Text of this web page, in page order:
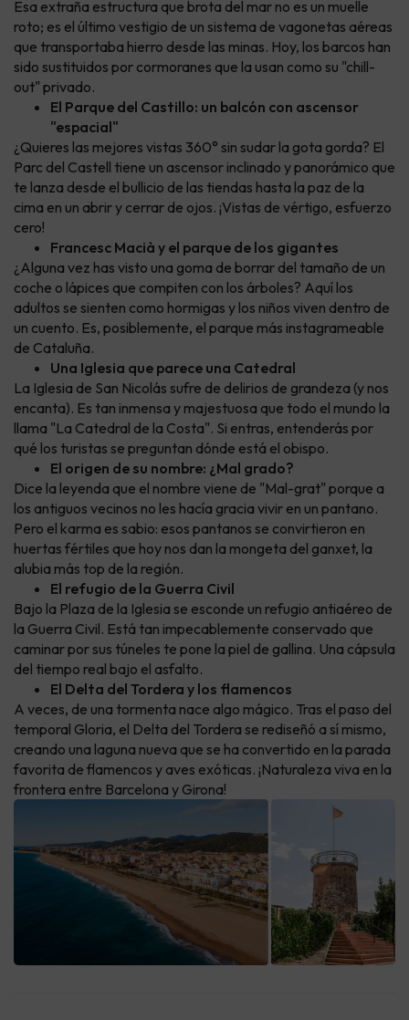
Esa extraña estructura que brota del mar no es un muelle
roto; es el último vestigio de un sistema de vagonetas aéreas
que transportaba hierro desde las minas. Hoy, los barcos han
sido sustituidos por cormoranes que la usan como su "chill-
out" privado.
El Parque del Castillo: un balcón con ascensor
"espacial"
¿Quieres las mejores vistas 360° sin sudar la gota gorda? El
Parc del Castell tiene un ascensor inclinado y panorámico que
te lanza desde el bullicio de las tiendas hasta la paz de la
cima en un abrir y cerrar de ojos. ¡Vistas de vértigo, esfuerzo
cero!
Francesc Macià y el parque de los gigantes
¿Alguna vez has visto una goma de borrar del tamaño de un
coche o lápices que compiten con los árboles? Aquí los
adultos se sienten como hormigas y los niños viven dentro de
un cuento. Es, posiblemente, el parque más instagrameable
de Cataluña.
Una Iglesia que parece una Catedral
La Iglesia de San Nicolás sufre de delirios de grandeza (y nos
encanta). Es tan inmensa y majestuosa que todo el mundo la
llama "La Catedral de la Costa". Si entras, entenderás por
qué los turistas se preguntan dónde está el obispo.
El origen de su nombre: ¿Mal grado?
Dice la leyenda que el nombre viene de "Mal-grat" porque a
los antiguos vecinos no les hacía gracia vivir en un pantano.
Pero el karma es sabio: esos pantanos se convirtieron en
huertas fértiles que hoy nos dan la mongeta del ganxet, la
alubia más top de la región.
El refugio de la Guerra Civil
Bajo la Plaza de la Iglesia se esconde un refugio antiaéreo de
la Guerra Civil. Está tan impecablemente conservado que
caminar por sus túneles te pone la piel de gallina. Una cápsula
del tiempo real bajo el asfalto.
El Delta del Tordera y los flamencos
A veces, de una tormenta nace algo mágico. Tras el paso del
temporal Gloria, el Delta del Tordera se rediseñó a sí mismo,
creando una laguna nueva que se ha convertido en la parada
favorita de flamencos y aves exóticas. ¡Naturaleza viva en la
frontera entre Barcelona y Girona!